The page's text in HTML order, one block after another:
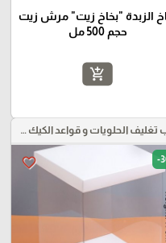
الزبدة "بخاخ زيت" مرش زيت
حجم 500 مل
add_shopping_cart
علب تغليف الحلويات و قواعد الكيك و علب بلاستيكية بأنواعها
favorite_border -